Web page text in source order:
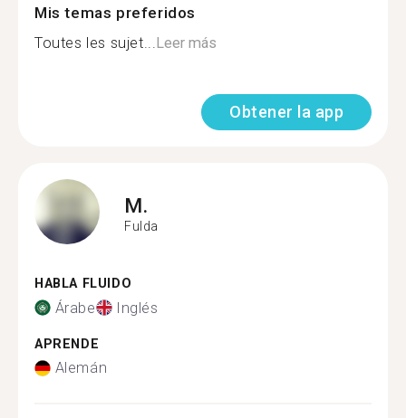
Mis temas preferidos
Toutes les sujet...Leer más
Obtener la app
M.
Fulda
HABLA FLUIDO
Árabe Inglés
APRENDE
Alemán